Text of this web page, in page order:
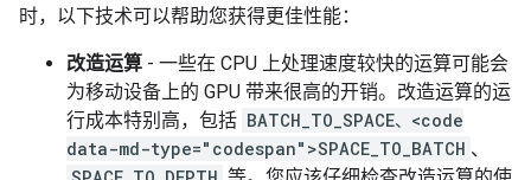
时，以下技术可以帮助您获得更佳性能：
改造运算 - 一些在 CPU 上处理速度较快的运算可能会
为移动设备上的 GPU 带来很高的开销。改造运算的运
行成本特别高，包括 BATCH_TO_SPACE、<code
data-md-type="codespan">SPACE_TO_BATCH 、